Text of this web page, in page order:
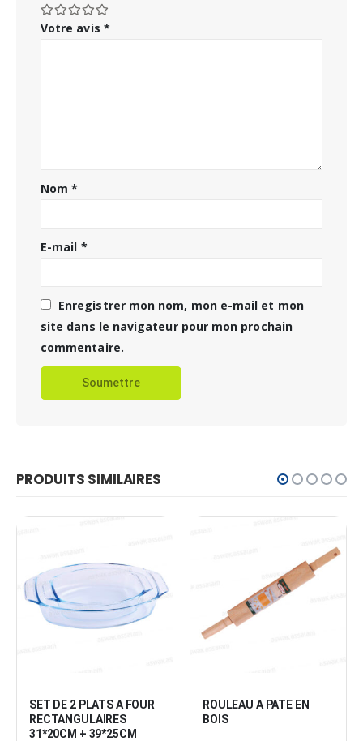
Votre avis *
Nom*
E-mail *
Enregistrer mon nom, mon e-mail et mon
site dans le navigateur pour mon prochain
commentaire.
PRODUITS SIMILAIRES
SET DE 2 PLATS A FOUR
RECTANGULAIRES
31*20CM + 39*25CM
ROULEAU A PATE EN
BOIS